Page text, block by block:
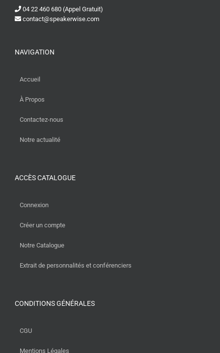
04 22 460 680 (Appel Gratuit)
contact@speakerwise.com
NAVIGATION
Accueil
À Propos
Contactez-nous
Notre actualité
ACCÈS CATALOGUE
Connexion
Créer un compte
Notre Catalogue
Extrait de personnalités et conférenciers
CONDITIONS GÉNÉRALES
CGU
Mentions Légales